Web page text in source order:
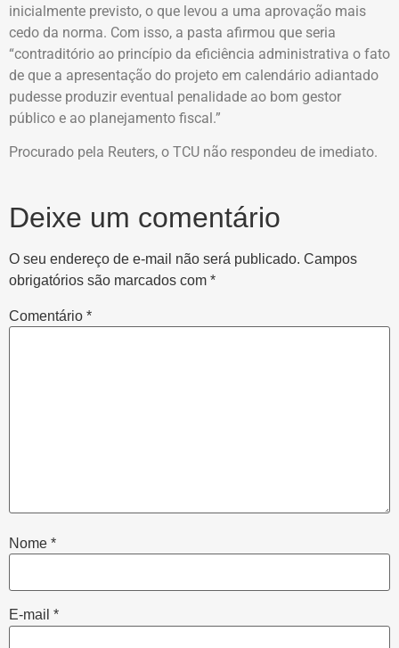
inicialmente previsto, o que levou a uma aprovação mais
cedo da norma. Com isso, a pasta afirmou que seria
“contraditório ao princípio da eficiência administrativa o fato
de que a apresentação do projeto em calendário adiantado
pudesse produzir eventual penalidade ao bom gestor
público e ao planejamento fiscal.”
Procurado pela Reuters, o TCU não respondeu de imediato.
Deixe um comentário
O seu endereço de e-mail não será publicado. Campos
obrigatórios são marcados com *
Comentário *
Nome *
E-mail *